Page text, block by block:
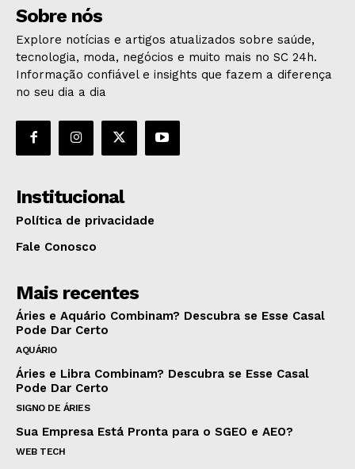
Sobre nós
Explore notícias e artigos atualizados sobre saúde,
tecnologia, moda, negócios e muito mais no SC 24h.
Informação confiável e insights que fazem a diferença
no seu dia a dia
Institucional
Política de privacidade
Fale Conosco
Mais recentes
Áries e Aquário Combinam? Descubra se Esse Casal
Pode Dar Certo
AQUÁRIO
Áries e Libra Combinam? Descubra se Esse Casal
Pode Dar Certo
SIGNO DE ÁRIES
Sua Empresa Está Pronta para o SGEO e AEO?
WEB TECH